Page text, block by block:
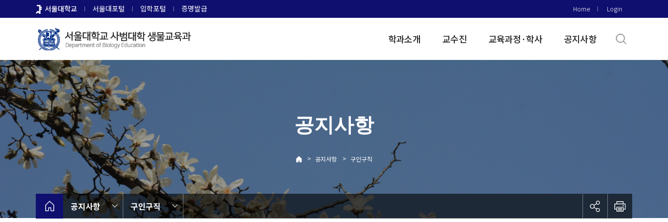
로
뉴
서울대학교 서울대포털 입학포털 증명발급 Home Login
학과소개 교수진 교육과정·학사 공지사항
공지사항
> 공지사항 > 구인구직
공지사항 구인구직